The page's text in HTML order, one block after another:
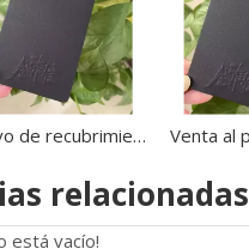
Polvo de recubrimiento en polvo negro con textura de arena resistente a altas temperaturas de 650º C para barbacoa
relacionadas
está vacío!